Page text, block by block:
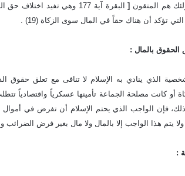
هم المتقون [
البقرة آية 177 وهي تفيد
تؤكد أن هناك حقاً في المال سوى الزكاة (19) .
الحقوق بالمال :
الذي ينادي به الإسلام لا تنافى مع تعلق حقوق
أو كانت مصلحة الجماعة تأمينها عسكرياً واقتصادياً
ذلك، فإن الواجب الذي يحتم الإسلام أن تفرض في أموال
يتم هذا الواجب إلا بالمال ولا مال بغير فرض الضرائب
: